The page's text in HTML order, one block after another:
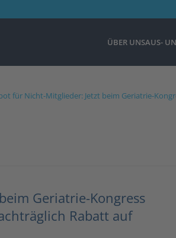
ÜBER UNSAUS-
für Nicht-Mitglieder: Jetzt beim Geriatrie-
Geriatrie-Kongress
Rabatt auf